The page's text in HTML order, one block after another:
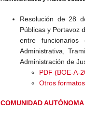
Resolución de 28
Públicas y Portavoz
entre
Administrativa,
Administración de
PDF (BOE-A-
Otros formatos
COMUNIDAD